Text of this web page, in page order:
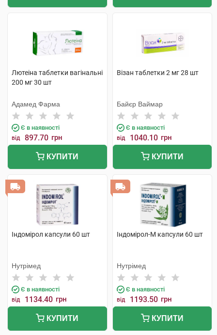
Лютеіна таблетки вагінальні
200 мг 30 шт
Адамед Фарма
Є в наявності
від 897.70 грн
КУПИТИ
Візан таблетки 2 мг 28 шт
Байєр Ваймар
Є в наявності
від 1040.10 грн
КУПИТИ
Індомірол капсули 60 шт
Нутрімед
Є в наявності
від 1134.40 грн
КУПИТИ
Індомірол-М капсули 60 шт
Нутрімед
Є в наявності
від 1193.50 грн
КУПИТИ